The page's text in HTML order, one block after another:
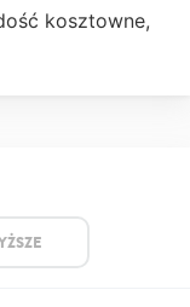
kosztowne,